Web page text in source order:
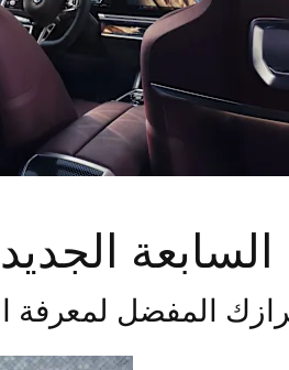
السابعة
المفضل لمعرفة